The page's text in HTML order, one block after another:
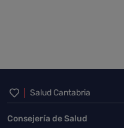
Inicio del pie
Salud Cantabria
Consejería de Salud